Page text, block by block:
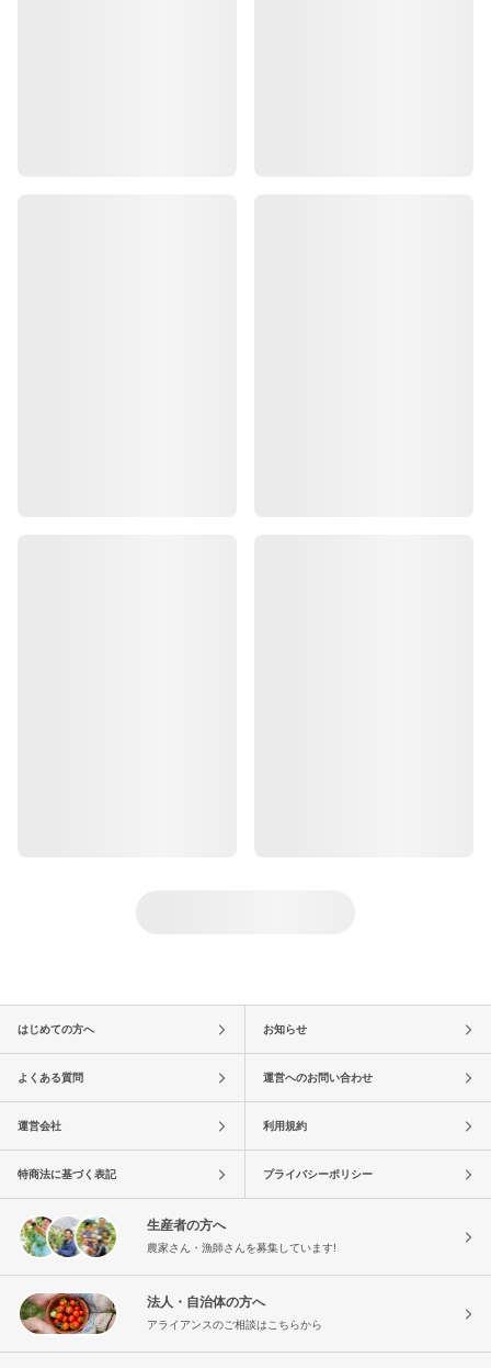
はじめての方へ お知らせ
よくある質問 運営へのお問い合わせ
運営会社 利用規約
特商法に基づく表記 プライバシーポリシー
生産者の方へ
農家さん・漁師さんを募集しています!
法人・自治体の方へ
アライアンスのご相談はこちらから